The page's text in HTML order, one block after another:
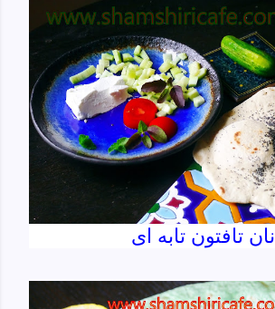
نان تافتون تابه ای